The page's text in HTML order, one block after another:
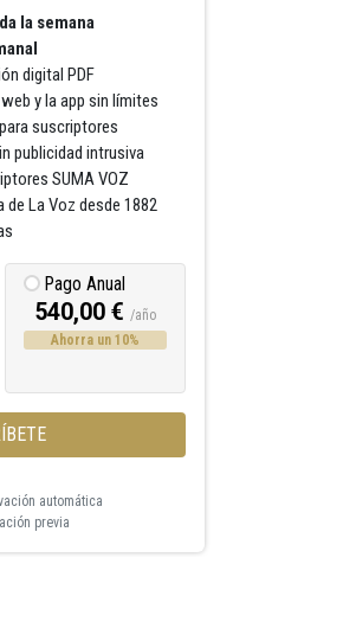
la semana
digital PDF
y la app sin límites
suscriptores
publicidad intrusiva
SUMA VOZ
La Voz desde 1882
Pago Anual
540,00 €/año
Ahorra un 10%
automática
previa